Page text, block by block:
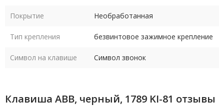
Покрытие Необработанная
Тип крепления безвинтовое зажимное крепление
Символ на клавише Символ звонок
Клавиша ABB, черный, 1789 KI-81 отзывы